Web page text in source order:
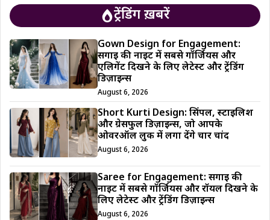
ट्रेंडिंग ख़बरें
Gown Design for Engagement:
सगाई की नाइट में सबसे गॉर्जियस और
एलिगेंट दिखने के लिए लेटेस्ट और ट्रेंडिंग
डिज़ाइन्स
August 6, 2026
Short Kurti Design: सिंपल, स्टाइलिश
और ग्रेसफुल डिज़ाइन्स, जो आपके
ओवरऑल लुक में लगा देंगे चार चांद
August 6, 2026
Saree for Engagement: सगाई की
नाइट में सबसे गॉर्जियस और रॉयल दिखने के
लिए लेटेस्ट और ट्रेंडिंग डिज़ाइन्स
August 6, 2026